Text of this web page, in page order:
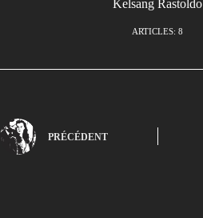
Kelsang Rastoldo
ARTICLES: 8
PRÉCÉDENT